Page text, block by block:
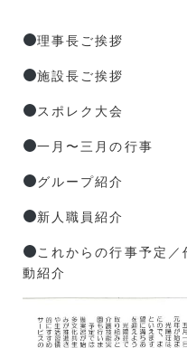
理事長ご挨拶
施設長ご挨拶
スポレク大会
一月〜三月の行事
グループ紹介
新人職員紹介
これからの行事予定
動紹介